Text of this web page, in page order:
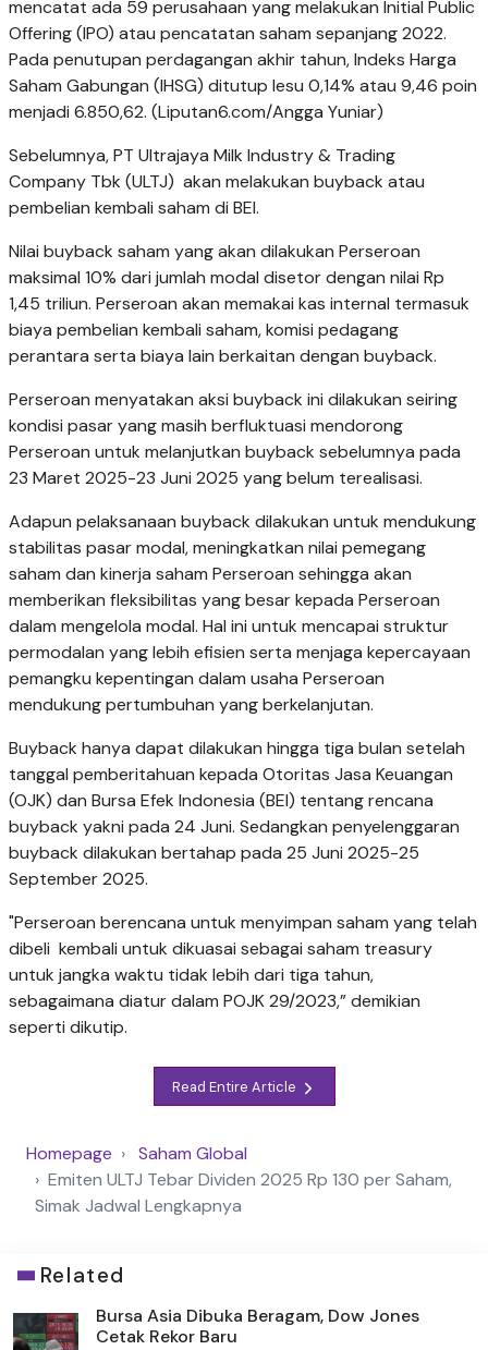
mencatat ada 59 perusahaan yang melakukan Initial Public
Offering (IPO) atau pencatatan saham sepanjang 2022.
Pada penutupan perdagangan akhir tahun, Indeks Harga
Saham Gabungan (IHSG) ditutup lesu 0,14% atau 9,46 poin
menjadi 6.850,62. (Liputan6.com/Angga Yuniar)
Sebelumnya, PT Ultrajaya Milk Industry & Trading
Company Tbk (ULTJ) akan melakukan buyback atau
pembelian kembali saham di BEI.
Nilai buyback saham yang akan dilakukan Perseroan
maksimal 10% dari jumlah modal disetor dengan nilai Rp
1,45 triliun. Perseroan akan memakai kas internal termasuk
biaya pembelian kembali saham, komisi pedagang
perantara serta biaya lain berkaitan dengan buyback.
Perseroan menyatakan aksi buyback ini dilakukan seiring
kondisi pasar yang masih berfluktuasi mendorong
Perseroan untuk melanjutkan buyback sebelumnya pada
23 Maret 2025-23 Juni 2025 yang belum terealisasi.
Adapun pelaksanaan buyback dilakukan untuk mendukung
stabilitas pasar modal, meningkatkan nilai pemegang
saham dan kinerja saham Perseroan sehingga akan
memberikan fleksibilitas yang besar kepada Perseroan
dalam mengelola modal. Hal ini untuk mencapai struktur
permodalan yang lebih efisien serta menjaga kepercayaan
pemangku kepentingan dalam usaha Perseroan
mendukung pertumbuhan yang berkelanjutan.
Buyback hanya dapat dilakukan hingga tiga bulan setelah
tanggal pemberitahuan kepada Otoritas Jasa Keuangan
(OJK) dan Bursa Efek Indonesia (BEI) tentang rencana
buyback yakni pada 24 Juni. Sedangkan penyelenggaran
buyback dilakukan bertahap pada 25 Juni 2025-25
September 2025.
"Perseroan berencana untuk menyimpan saham yang telah
dibeli kembali untuk dikuasai sebagai saham treasury
untuk jangka waktu tidak lebih dari tiga tahun,
sebagaimana diatur dalam POJK 29/2023,” demikian
seperti dikutip.
Read Entire Article
Homepage
Saham Global
Emiten ULTJ Tebar Dividen 2025 Rp 130 per Saham,
Simak Jadwal Lengkapnya
Related
Bursa Asia Dibuka Beragam, Dow Jones
Cetak Rekor Baru